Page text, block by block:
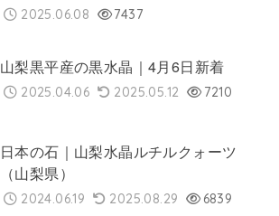
2025.06.08 7437
山梨黒平産の黒水晶｜4月6日新着
2025.04.06 2025.05.12 7210
日本の石｜山梨水晶ルチルクォーツ
（山梨県）
2024.06.19 2025.08.29 6839